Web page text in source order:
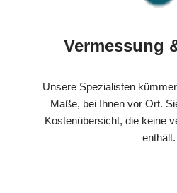
Vermessung
Unsere Spezialisten
Maße, bei Ihnen vor Ort.
Kostenübersicht, die keine
enthält.